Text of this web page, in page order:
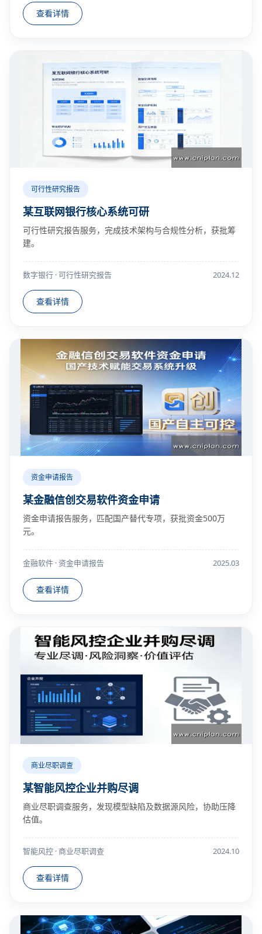
查看详情
可行性研究报告
某互联网银行核心系统可研
可行性研究报告服务，完成技术架构与合规性分析，获批筹
建。
数字银行 · 可行性研究报告 2024.12
查看详情
资金申请报告
某金融信创交易软件资金申请
资金申请报告服务，匹配国产替代专项，获批资金500万
元。
金融软件 · 资金申请报告 2025.03
查看详情
商业尽职调查
某智能风控企业并购尽调
商业尽职调查服务，发现模型缺陷及数据源风险，协助压降
估值。
智能风控 · 商业尽职调查 2024.10
查看详情